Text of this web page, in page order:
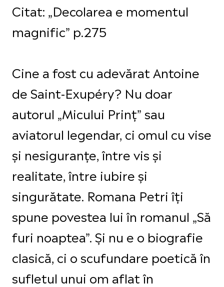
Citat: „Decolarea e momentul
magnific” p.275
Cine a fost cu adevărat Antoine
de Saint-Exupéry? Nu doar
autorul „Micului Prinț” sau
aviatorul legendar, ci omul cu vise
și nesiguranțe, între vis și
realitate, între iubire și
singurătate. Romana Petri îți
spune povestea lui în romanul „Să
furi noaptea”. Și nu e o biografie
clasică, ci o scufundare poetică în
sufletul unui om aflat în